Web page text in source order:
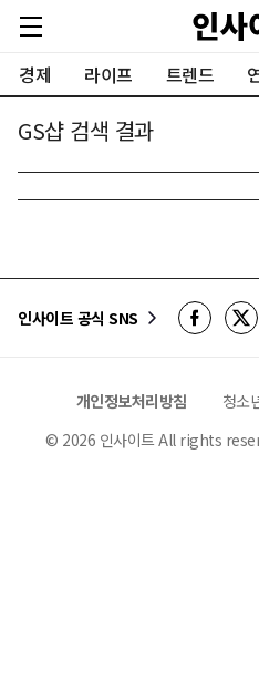
경제 라이프 트렌드
GS샵 검색 결과
인사이트 공식 SNS
개인정보처리방침
청소
© 2026 인사이트 All rights